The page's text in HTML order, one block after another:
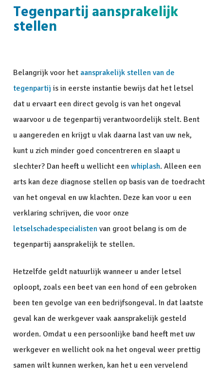
Tegenpartij aansprakelijk
stellen
Belangrijk voor het aansprakelijk stellen van de
tegenpartij is in eerste instantie bewijs dat het letsel
dat u ervaart een direct gevolg is van het ongeval
waarvoor u de tegenpartij verantwoordelijk stelt. Bent
u aangereden en krijgt u vlak daarna last van uw nek,
kunt u zich minder goed concentreren en slaapt u
slechter? Dan heeft u wellicht een whiplash. Alleen een
arts kan deze diagnose stellen op basis van de toedracht
van het ongeval en uw klachten. Deze kan voor u een
verklaring schrijven, die voor onze
letselschadespecialistenvan groot belang is om de
tegenpartij aansprakelijk te stellen.
Hetzelfde geldt natuurlijk wanneer u ander letsel
oploopt, zoals een beet van een hond of een gebroken
been ten gevolge van een bedrijfsongeval. In dat laatste
geval kan de werkgever vaak aansprakelijk gesteld
worden. Omdat u een persoonlijke band heeft met uw
werkgever en wellicht ook na het ongeval weer prettig
samen wilt kunnen werken, kan het u een vervelend